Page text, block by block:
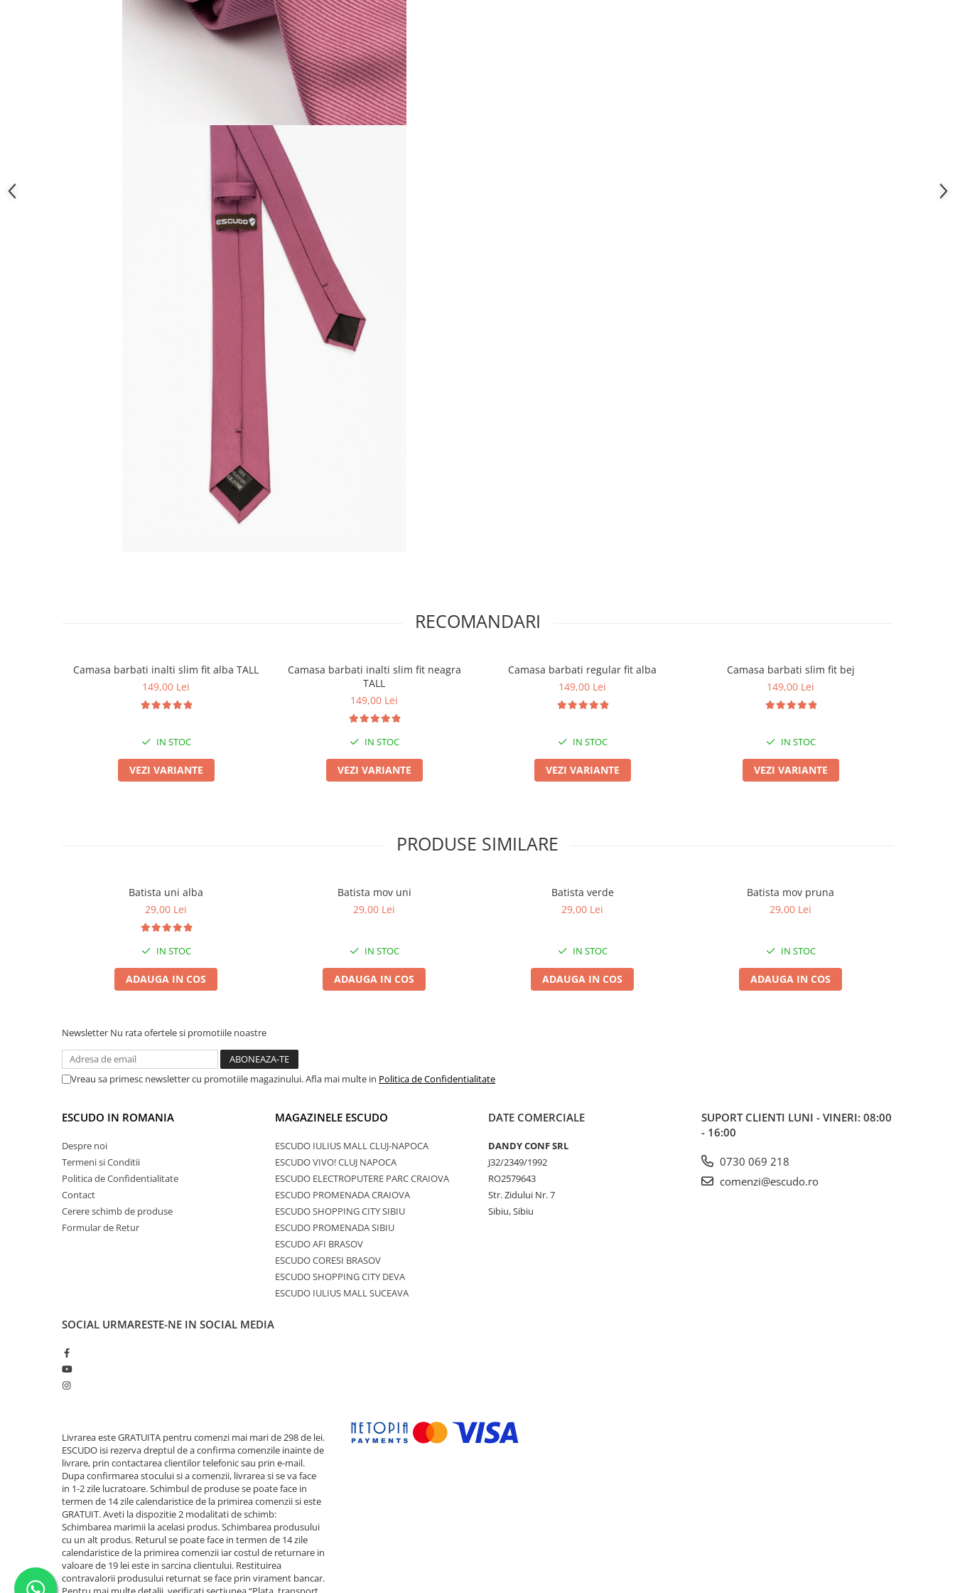
RECOMANDARI
Camasa barbati inalti slim fit alba TALL
149,00 Lei
IN STOC
VEZI VARIANTE
Camasa barbati inalti slim fit neagra
TALL
149,00 Lei
IN STOC
VEZI VARIANTE
Camasa barbati regular fit alba
149,00 Lei
IN STOC
VEZI VARIANTE
Camasa barbati slim fit bej
149,00 Lei
IN STOC
VEZI VARIANTE
PRODUSE SIMILARE
Batista uni alba
29,00 Lei
IN STOC
ADAUGA IN COS
Batista mov uni
29,00 Lei
IN STOC
ADAUGA IN COS
Batista verde
29,00 Lei
IN STOC
ADAUGA IN COS
Batista mov pruna
29,00 Lei
IN STOC
ADAUGA IN COS
Newsletter Nu rata ofertele si promotiile noastre
Vreau sa primesc newsletter cu promotiile magazinului. Afla mai multe in Politica de Confidentialitate
ESCUDO IN ROMANIA
Despre noi
Termeni si Conditii
Politica de Confidentialitate
Contact
Cerere schimb de produse
Formular de Retur
MAGAZINELE ESCUDO
ESCUDO IULIUS MALL CLUJ-NAPOCA
ESCUDO VIVO! CLUJ NAPOCA
ESCUDO ELECTROPUTERE PARC CRAIOVA
ESCUDO PROMENADA CRAIOVA
ESCUDO SHOPPING CITY SIBIU
ESCUDO PROMENADA SIBIU
ESCUDO AFI BRASOV
ESCUDO CORESI BRASOV
ESCUDO SHOPPING CITY DEVA
ESCUDO IULIUS MALL SUCEAVA
DATE COMERCIALE
DANDY CONF SRL
J32/2349/1992
RO2579643
Str. Zidului Nr. 7
Sibiu, Sibiu
SUPORT CLIENTI LUNI - VINERI: 08:00
- 16:00
0730 069 218
comenzi@escudo.ro
SOCIAL URMARESTE-NE IN SOCIAL MEDIA
Livrarea este GRATUITA pentru comenzi mai mari de 298 de lei.
ESCUDO isi rezerva dreptul de a confirma comenzile inainte de
livrare, prin contactarea clientilor telefonic sau prin e-mail.
Dupa confirmarea stocului si a comenzii, livrarea si se va face
in 1-2 zile lucratoare. Schimbul de produse se poate face in
termen de 14 zile calendaristice de la primirea comenzii si este
GRATUIT. Aveti la dispozitie 2 modalitati de schimb:
Schimbarea marimii la acelasi produs. Schimbarea produsului
cu un alt produs. Returul se poate face in termen de 14 zile
calendaristice de la primirea comenzii iar costul de returnare in
valoare de 19 lei este in sarcina clientului. Restituirea
contravalorii produsului returnat se face prin virament bancar.